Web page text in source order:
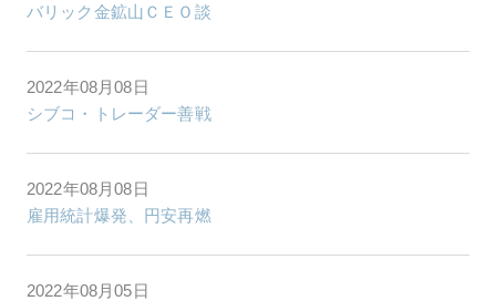
バリック金鉱山ＣＥＯ談
2022年08月08日
シブコ・トレーダー善戦
2022年08月08日
雇用統計爆発、円安再燃
2022年08月05日